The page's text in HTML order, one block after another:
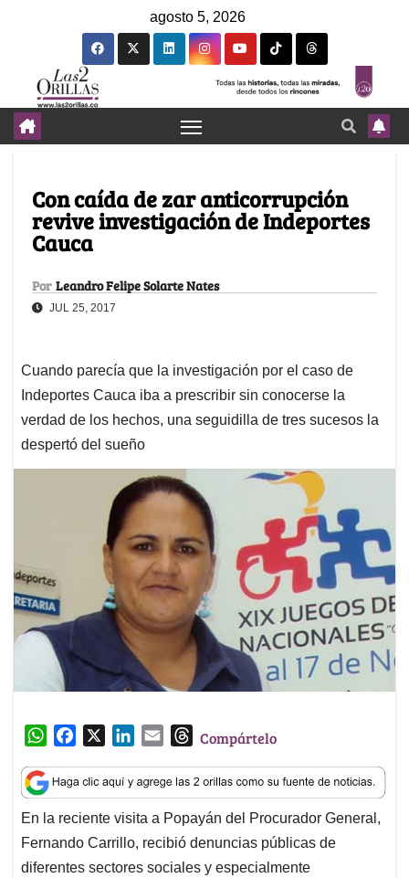
agosto 5, 2026
Con caída de zar anticorrupción
revive investigación de Indeportes
Cauca
Por Leandro Felipe Solarte Nates
JUL 25, 2017
Cuando parecía que la investigación por el caso de
Indeportes Cauca iba a prescribir sin conocerse la
verdad de los hechos, una seguidilla de tres sucesos la
despertó del sueño
W
a
t
s
A
p
c
e
b
o
o
n
k
e
d
I
a
i
l
T
r
e
a
d
s
Compártelo
En la reciente visita a Popayán del Procurador General,
Fernando Carrillo, recibió denuncias públicas de
diferentes sectores sociales y especialmente